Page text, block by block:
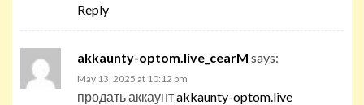
Reply
akkaunty-optom.live_cearM says:
May 13, 2025 at 10:12 pm
продать аккаунтakkaunty-optom.live